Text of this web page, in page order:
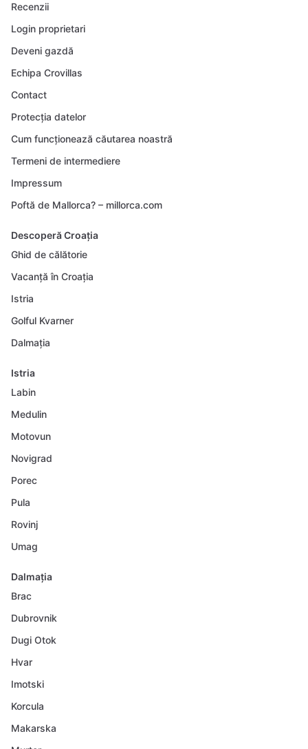
Recenzii
Login proprietari
Deveni gazdă
Echipa Crovillas
Contact
Protecția datelor
Cum funcționează căutarea noastră
Termeni de intermediere
Impressum
Poftă de Mallorca? – millorca.com
Descoperă Croația
Ghid de călătorie
Vacanță în Croația
Istria
Golful Kvarner
Dalmația
Istria
Labin
Medulin
Motovun
Novigrad
Porec
Pula
Rovinj
Umag
Dalmația
Brac
Dubrovnik
Dugi Otok
Hvar
Imotski
Korcula
Makarska